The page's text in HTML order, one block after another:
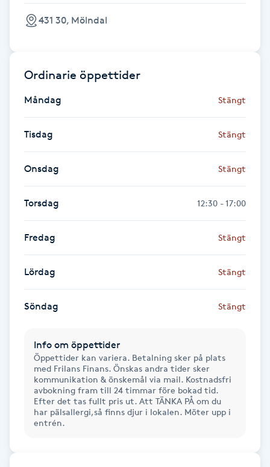
Face framing
Faceliftmassage
Fransar
Fransborttagning
Fransfärgning
Fransförlängning
431 30, Mölndal
Ordinarie öppettider
Måndag Stängt
Tisdag Stängt
Onsdag Stängt
Torsdag 12:30 - 17:00
Fredag Stängt
Lördag Stängt
Söndag Stängt
Info om öppettider
Öppettider kan variera. Betalning sker på plats
med Frilans Finans. Önskas andra tider sker
kommunikation & önskemål via mail. Kostnadsfri
avbokning fram till 24 timmar före bokad tid.
Efter det tas fullt pris ut. Att TÄNKA PÅ om du
har pälsallergi,så finns djur i lokalen. Möter upp i
entrén.